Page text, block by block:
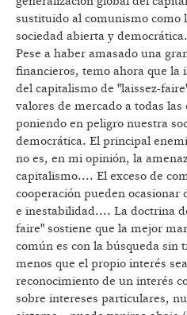
sustituido al comunismo como
sociedad abierta y democrática.
Pese a haber amasado una
financieros, temo ahora que
del capitalismo de "laissez-
valores de mercado a todas
poniendo en peligro nuestra
democrática. El principal
no es, en mi opinión, la
capitalismo.... El exceso de
cooperación pueden ocasionar
e inestabilidad.... La doctrina
faire" sostiene que la mejor
común es con la búsqueda sin
menos que el propio interés
reconocimiento de un interés
sobre intereses particulares,